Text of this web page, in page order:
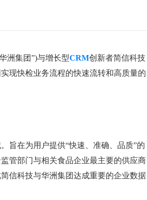
署 宴会系统
外贸交易
可以有效地保护客户资源，降低...
洲集团”)与增长型CRM创新者简信科技
现快检业务流程的快速流转和高质量的
旨在为用户提供“快速、准确、品质”的
管部门与相关食品企业最主要的供应商
信科技与华洲集团达成重要的企业数据